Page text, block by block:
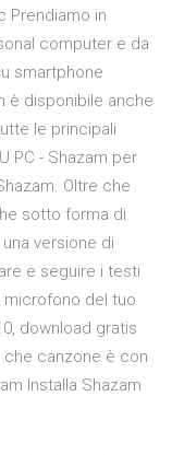
Prendiamo in
computer e da
smartphone
è disponibile anche
le principali
PC - Shazam per
Oltre che
sotto forma di
versione di
e seguire i testi
microfono del tuo
download gratis
che canzone è con
Installa Shazam